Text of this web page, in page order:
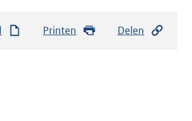
Printen Delen